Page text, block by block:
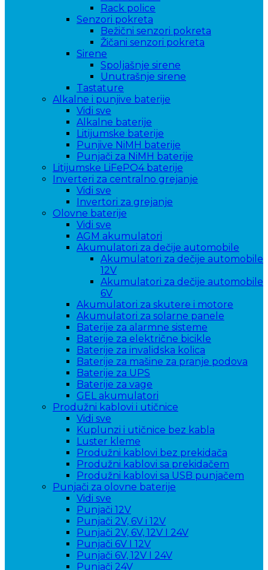
Rack police
Senzori pokreta
Bežični senzori pokreta
Žičani senzori pokreta
Sirene
Spoljašnje sirene
Unutrašnje sirene
Tastature
Alkalne i punjive baterije
Vidi sve
Alkalne baterije
Litijumske baterije
Punjive NiMH baterije
Punjači za NiMH baterije
Litijumske LiFePO4 baterije
Inverteri za centralno grejanje
Vidi sve
Invertori za grejanje
Olovne baterije
Vidi sve
AGM akumulatori
Akumulatori za dečije automobile
Akumulatori za dečije automobile
12V
Akumulatori za dečije automobile
6V
Akumulatori za skutere i motore
Akumulatori za solarne panele
Baterije za alarmne sisteme
Baterije za električne bicikle
Baterije za invalidska kolica
Baterije za mašine za pranje podova
Baterije za UPS
Baterije za vage
GEL akumulatori
Produžni kablovi i utičnice
Vidi sve
Kuplunzi i utičnice bez kabla
Luster kleme
Produžni kablovi bez prekidača
Produžni kablovi sa prekidačem
Produžni kablovi sa USB punjačem
Punjači za olovne baterije
Vidi sve
Punjači 12V
Punjači 2V, 6V i 12V
Punjači 2V, 6V, 12V I 24V
Punjači 6V I 12V
Punjači 6V, 12V I 24V
Punjači 24V